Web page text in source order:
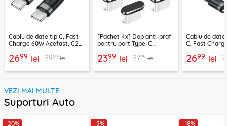
Cablu de date tip C, Fast
Charge 60W Acefast, C22-
2699 lei 2999 lei
[Pachet 4x] Dop anti-praf
pentru port Type-C
2399 lei 2799 lei
Cablu de date
C, Fast
2699 lei
VEZI MAI MULTE
Suporturi Auto
-20% -5% -18%